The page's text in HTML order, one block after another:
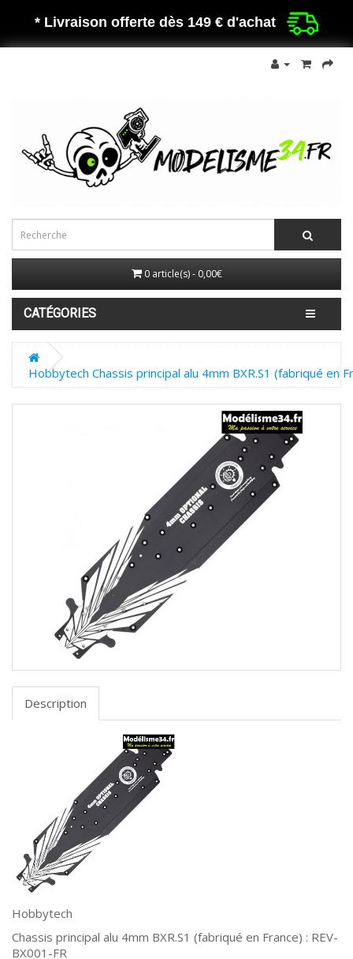
* Livraison offerte dès 149 € d'achat
0 article(s) - 0,00€
CATÉGORIES
Hobbytech Chassis principal alu 4mm BXR.S1 (fabriqué en
Description
Hobbytech
Chassis principal alu 4mm BXR.S1 (fabriqué en France) : REV-
BX001-FR